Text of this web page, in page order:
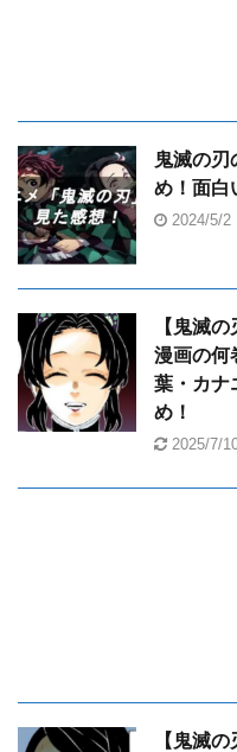
鬼滅の刃
め！面白
2024/5/2
【鬼滅
漫画の何
葉・カナ
め！
2025/7/
【鬼滅